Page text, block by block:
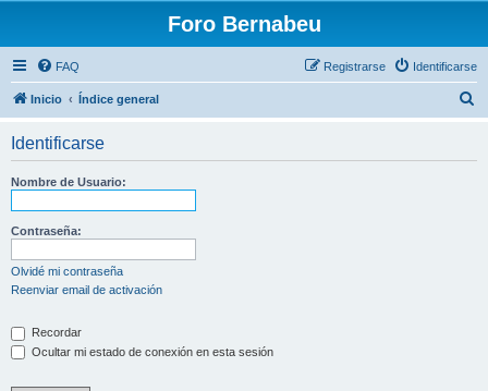
Foro Bernabeu
FAQ Identificarse
Registrarse
Inicio Índice general
Identificarse
Nombre de Usuario:
Contraseña:
Olvidé mi contraseña
Reenviar email de activación
Recordar
Ocultar mi estado de conexión en esta sesión